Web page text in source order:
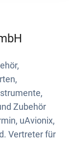
Zubehör
uAvionix,
Vertreter für